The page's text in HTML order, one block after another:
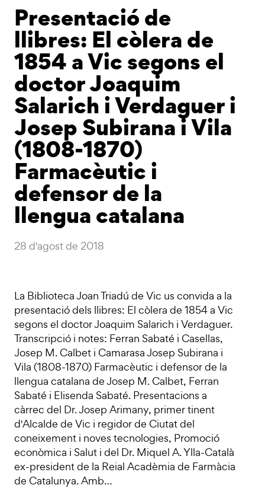
Presentació de
llibres: El còlera de
1854 a Vic segons el
doctor Joaquim
Salarich i Verdaguer i
Josep Subirana i Vila
(1808-1870)
Farmacèutic i
defensor de la
llengua catalana
28 d'agost de 2018
La Biblioteca Joan Triadú de Vic us convida a la
presentació dels llibres: El còlera de 1854 a Vic
segons el doctor Joaquim Salarich i Verdaguer.
Transcripció i notes: Ferran Sabaté i Casellas,
Josep M. Calbet i Camarasa Josep Subirana i
Vila (1808-1870) Farmacèutic i defensor de la
llengua catalana de Josep M. Calbet, Ferran
Sabaté i Elisenda Sabaté. Presentacions a
càrrec del Dr. Josep Arimany, primer tinent
d'Alcalde de Vic i regidor de Ciutat del
coneixement i noves tecnologies, Promoció
econòmica i Salut i del Dr. Miquel A. Ylla-Català
ex-president de la Reial Acadèmia de Farmàcia
de Catalunya. Amb…